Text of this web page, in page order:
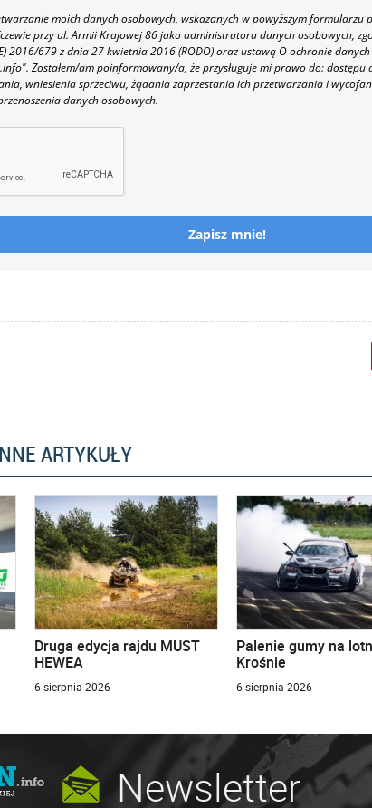
moich danych osobowych, wskazanych w powyższym formularzu
przy ul. Armii Krajowej 86 jako administratora danych osobowych,
2016/679 z dnia 27 kwietnia 2016 (RODO) oraz ustawą O ochronie
Zostałem/am poinformowany/a, że przysługuje mi prawo do:
wniesienia sprzeciwu, żądania zaprzestania ich przetwarzania i
danych osobowych.
Zapisz mnie!
ARTYKUŁY
Druga edycja rajdu MUST
HEWEA
6 sierpnia 2026
Palenie gumy na
Krośnie
6 sierpnia 2026
Newsletter